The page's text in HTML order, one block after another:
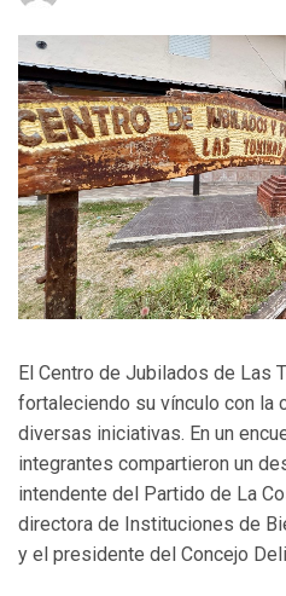
El Centro de Jubilados de Las
fortaleciendo su vínculo con la
diversas iniciativas. En un
integrantes compartieron un
intendente del Partido de La
directora de Instituciones de
y el presidente del Concejo